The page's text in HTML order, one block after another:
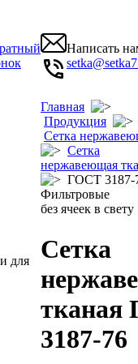
Написать
для
Главная
Продукция
Сетка
Сетка
нержавеющая
ГОСТ 3187-
Фильтровые
без ячеек в свету
Сетка
3187-76